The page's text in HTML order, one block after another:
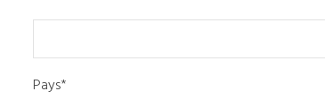
Pays*